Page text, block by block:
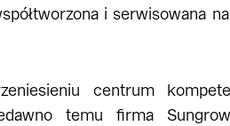
i serwisowana
centrum
temu firma Sungrow